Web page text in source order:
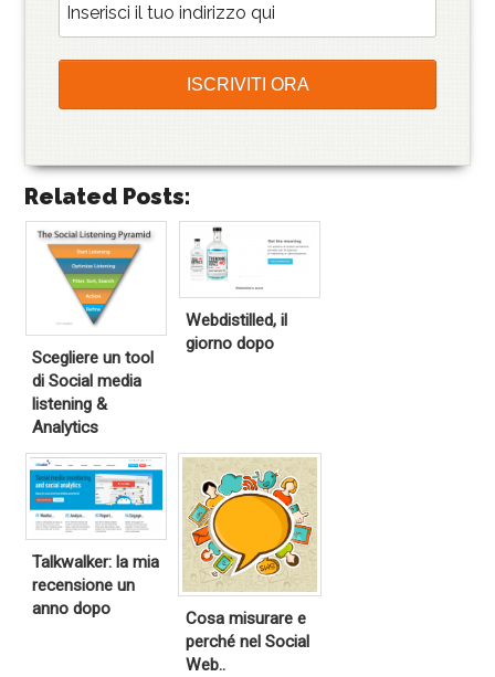
Related Posts:
Scegliere un tool
di Social media
listening &
Analytics
Webdistilled, il
giorno dopo
Talkwalker: la mia
recensione un
anno dopo
Cosa misurare e
perché nel Social
Web..